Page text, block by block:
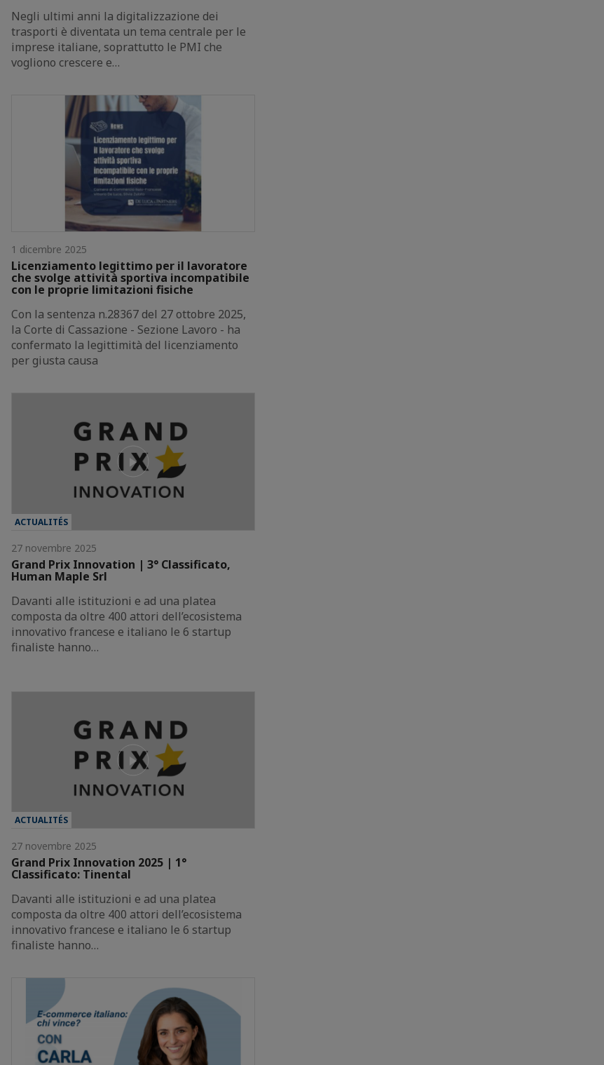
Negli ultimi anni la digitalizzazione dei
trasporti è diventata un tema centrale per le
imprese italiane, soprattutto le PMI che
vogliono crescere e…
1 dicembre 2025
Licenziamento legittimo per il lavoratore
che svolge attività sportiva incompatibile
con le proprie limitazioni fisiche
Con la sentenza n.28367 del 27 ottobre 2025,
la Corte di Cassazione - Sezione Lavoro - ha
confermato la legittimità del licenziamento
per giusta causa
ACTUALITÉS
27 novembre 2025
Grand Prix Innovation | 3° Classificato,
Human Maple Srl
Davanti alle istituzioni e ad una platea
composta da oltre 400 attori dell’ecosistema
innovativo francese e italiano le 6 startup
finaliste hanno…
ACTUALITÉS
27 novembre 2025
Grand Prix Innovation 2025 | 1°
Classificato: Tinental
Davanti alle istituzioni e ad una platea
composta da oltre 400 attori dell’ecosistema
innovativo francese e italiano le 6 startup
finaliste hanno…